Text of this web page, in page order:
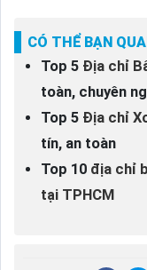
CÓ THỂ BẠN
Top 5 Địa chỉ
toàn, chuyên
Top 5 Địa chỉ
tín, an toàn
Top 10 địa chỉ
tại TPHCM